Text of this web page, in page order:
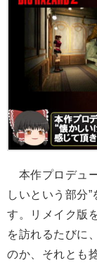
本作プロデュ
しいという部分
す。リメイク版
を訪れるたびに
のか、それとも